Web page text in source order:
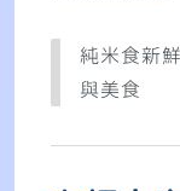
純米食新
與美食